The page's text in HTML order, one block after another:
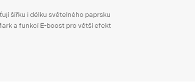
šířku i délku světelného paprsku
a funkcí E-boost pro větší efekt
světlo